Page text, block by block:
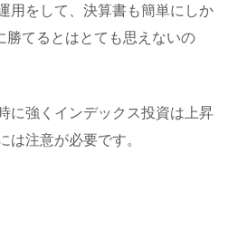
用をして、決算書も簡単にしか
勝てるとはとても思えないの
に強くインデックス投資は上昇
は注意が必要です。